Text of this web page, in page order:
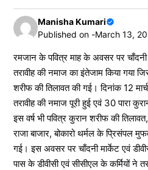
Manisha Kumari
Published on -March 13,
रमजान के पवित्र माह के अवसर पर चाँदनी
तरावीह की नमाज का इंतेजाम किया गया
शरीफ की तिलावत की गई। दिनांक 12
तरावीह की नमाज पूरी हुई एवं 30 पारा
इस वर्ष भी पवित्र कुरान शरीफ की
राजा बाजार, बोकारो थर्मल के प्रिसंपल
गई। इस अवसर पर चाँदनी मार्केट एवं
पास के डीवीसी एवं सीसीएल के कर्मियों ने